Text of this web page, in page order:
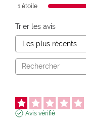
1 étoile
Trier les avis
Avis vérifié